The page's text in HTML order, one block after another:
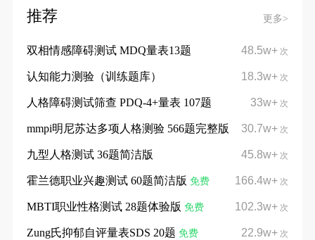
推荐 更多>
48.5w+ 次
双相情感障碍测试 MDQ量表13题
18.3w+ 次
认知能力测验（训练题库）
33w+ 次
人格障碍测试筛查 PDQ-4+量表 107题
30.7w+ 次
mmpi明尼苏达多项人格测验 566题完整版
45.8w+ 次
九型人格测试 36题简洁版
166.4w+ 次
霍兰德职业兴趣测试 60题简洁版 免费
102.3w+ 次
MBTI职业性格测试 28题体验版 免费
22.9w+ 次
Zung氏抑郁自评量表SDS 20题 免费